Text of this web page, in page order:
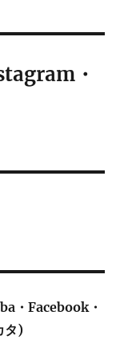
・
・Facebook・
タ)